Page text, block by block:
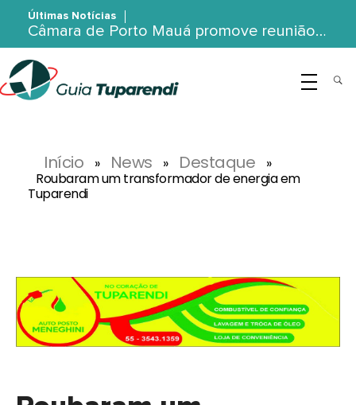
Últimas Notícias
Câmara de Porto Mauá promove reunião…
Início » News » Destaque
»
Roubaram um transformador de energia em
Tuparendi